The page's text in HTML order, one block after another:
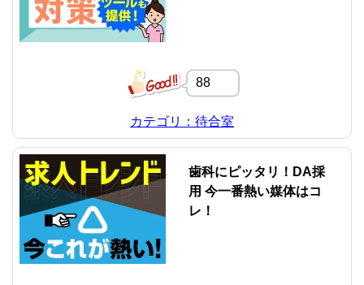
88
カテゴリ：待合室
歯科にピッタリ！DA採
用 今一番熱い媒体はコ
レ！